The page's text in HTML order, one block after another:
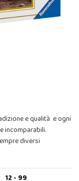
e qualità e ogni
incomparabili.
diversi
12 - 99